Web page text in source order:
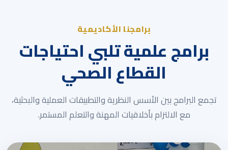
برامجنا الأكاديمية
برامج علمية تلبي احتياجات
القطاع الصحي
تجمع البرامج بين الأسس النظرية والتطبيقات العملية والبحثية،
مع الالتزام بأخلاقيات المهنة والتعلم المستمر.